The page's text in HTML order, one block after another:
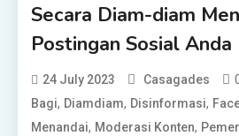
Secara Diam-diam
Postingan Sosial Anda
24 July 2023 Casagades
Bagi, Diamdiam, Disinformasi,
Menandai, Moderasi Konten,